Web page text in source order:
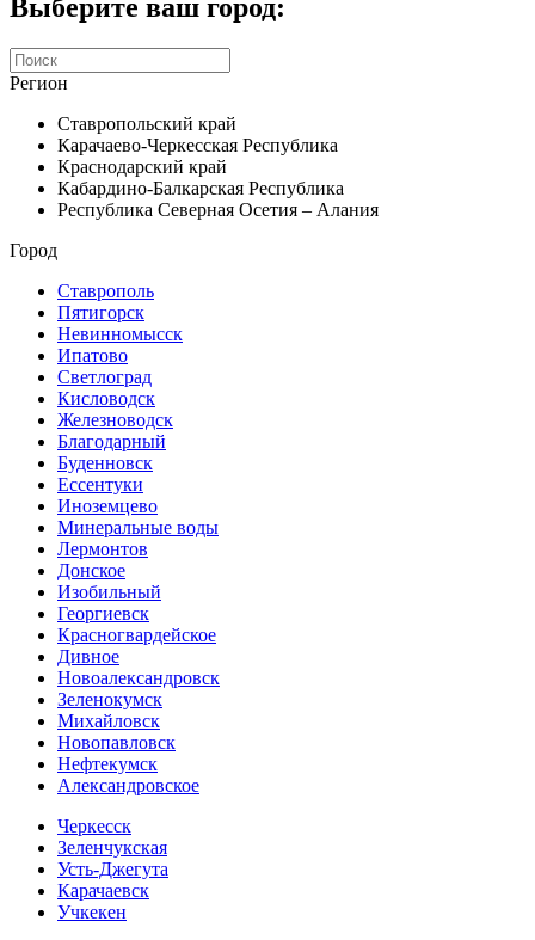
Выберите ваш город:
Регион
Ставропольский край
Карачаево-Черкесская Республика
Краснодарский край
Кабардино-Балкарская Республика
Республика Северная Осетия – Алания
Город
Ставрополь
Пятигорск
Невинномысск
Ипатово
Светлоград
Кисловодск
Железноводск
Благодарный
Буденновск
Ессентуки
Иноземцево
Минеральные воды
Лермонтов
Донское
Изобильный
Георгиевск
Красногвардейское
Дивное
Новоалександровск
Зеленокумск
Михайловск
Новопавловск
Нефтекумск
Александровское
Черкесск
Зеленчукская
Усть-Джегута
Карачаевск
Учкекен